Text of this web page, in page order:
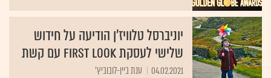
יוניברסל טלוויז'ן הודיעה על חידוש
שלישי לעסקת first look עם קשת
04.02.2021 ענת ביין-לובוביץ'